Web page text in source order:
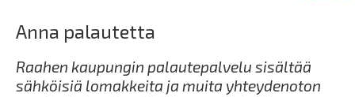
Anna palautetta
Raahen kaupungin palautepalvelu sisältää
sähköisiä lomakkeita ja muita yhteydenoton